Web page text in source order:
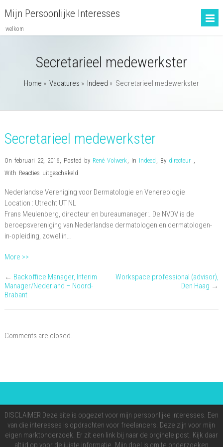
Mijn Persoonlijke Interesses
welkom
Secretarieel medewerkster
Home » Vacatures » Indeed » Secretarieel medewerkster
Secretarieel medewerkster
On februari 22, 2016, Posted by René Volwerk, In Indeed , By directeur ,
With Reacties uitgeschakeldvoor
Nederlandse Vereniging voor Dermatologie en Venereologie
Location : Utrecht UT NL
Frans Meulenberg, directeur en bureaumanager:. De NVDV is de
beroepsvereniging van Nederlandse dermatologen en dermatologen-
in-opleiding, zowel in…
More >>
← Backoffice Manager, Interim
Manager/Nederland – Noord-
Brabant
Workspace professional (advisor),
Den Haag →
Comments are closed.
DISCLAIMER Deze site is opgezet voor mijn persoonlijke interesses. Een
van die interesses is opdrachten voor freelancers. Deze zijn voor mijn
eigen marktonderzoek. Er zit een link bij naar de orginele post. Kijk daar
altijd op voor de juiste informatie. Mijn doel is om te onderzoeken